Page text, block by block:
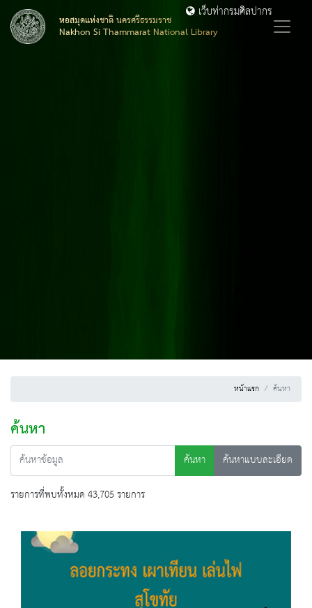
หอสมุดแห่งชาติ นครศรีธรรมราช
Nakhon Si Thammarat National Library
เว็บท่ากรมศิลปากร
หน้าแรก ค้นหา
ค้นหา
ค้นหา
ค้นหาแบบละเอียด
รายการที่พบทั้งหมด 43,705 รายการ